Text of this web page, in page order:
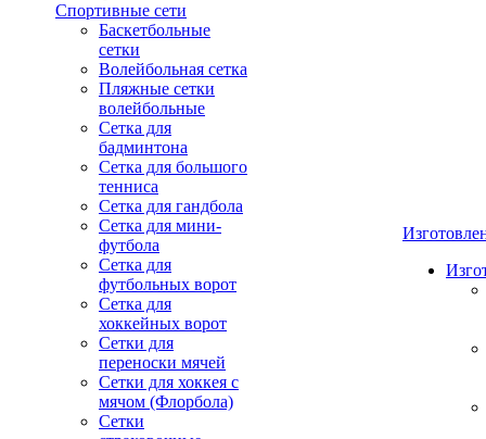
Спортивные сети
Баскетбольные
сетки
Волейбольная сетка
Пляжные сетки
волейбольные
Сетка для
бадминтона
Сетка для большого
тенниса
Сетка для гандбола
Сетка для мини-
футбола
Сетка для
футбольных ворот
Сетка для
хоккейных ворот
Сетки для
переноски мячей
Сетки для хоккея с
мячом (Флорбола)
Сетки